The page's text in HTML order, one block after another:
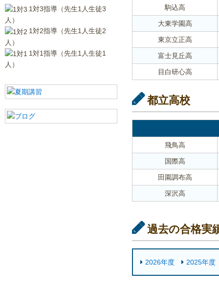
駒込高
大東学園高
東京立正高
富士見丘高
目白研心高
都立高校
飛鳥高
国際高
田園調布高
深沢高
過去の合格実
2026年度 2025年度
1対3指導（先生1人生徒3
人）
1対2指導（先生1人生徒2
人）
1対1指導（先生1人生徒1
人）